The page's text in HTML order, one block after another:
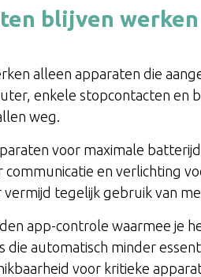
blijven
alleen apparaten die
enkele stopcontacten en
weg.
voor maximale
en verlichting
tegelijk gebruik van
app-controle waarmee je
die automatisch minder
voor kritieke